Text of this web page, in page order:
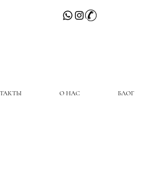
О НАС БЛОГ